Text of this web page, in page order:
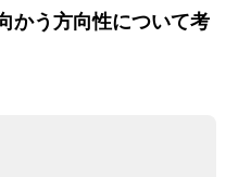
かう方向性について考